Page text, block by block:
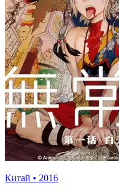
Китай • 2016